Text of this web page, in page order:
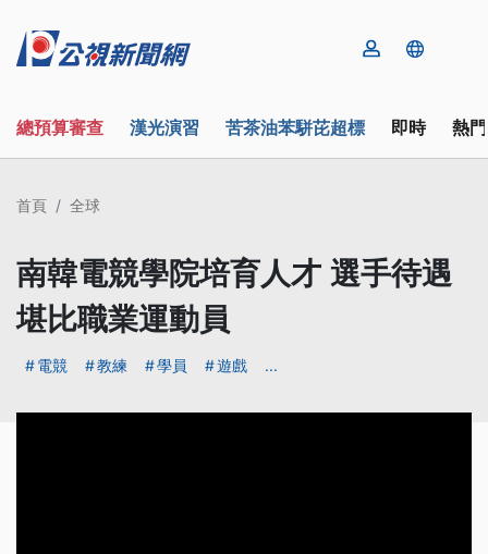
總預算審查 漢光演習 苦茶油苯駢芘超標 即時 熱
首頁 全球
南韓電競學院培育人才 選手待遇
堪比職業運動員
電競 教練 學員 遊戲 ...